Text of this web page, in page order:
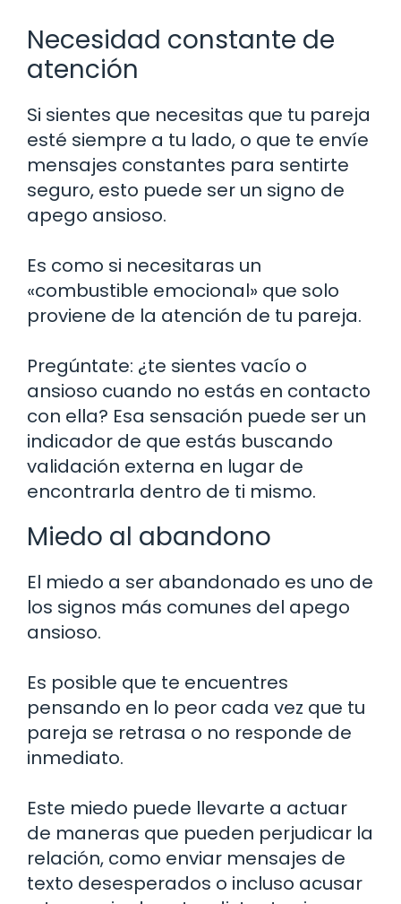
Necesidad constante de
atención
Si sientes que necesitas que tu pareja
esté siempre a tu lado, o que te envíe
mensajes constantes para sentirte
seguro, esto puede ser un signo de
apego ansioso.
Es como si necesitaras un
«combustible emocional» que solo
proviene de la atención de tu pareja.
Pregúntate: ¿te sientes vacío o
ansioso cuando no estás en contacto
con ella? Esa sensación puede ser un
indicador de que estás buscando
validación externa en lugar de
encontrarla dentro de ti mismo.
Miedo al abandono
El miedo a ser abandonado es uno de
los signos más comunes del apego
ansioso.
Es posible que te encuentres
pensando en lo peor cada vez que tu
pareja se retrasa o no responde de
inmediato.
Este miedo puede llevarte a actuar
de maneras que pueden perjudicar la
relación, como enviar mensajes de
texto desesperados o incluso acusar